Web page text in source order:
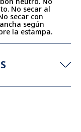
No secar al
secar con
según
la estampa.